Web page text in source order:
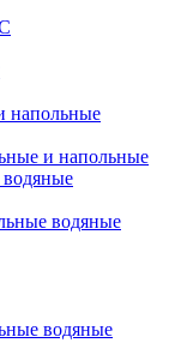
напольные
и напольные
водяные
водяные